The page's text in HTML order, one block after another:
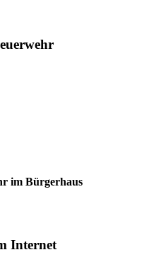
im Bürgerhaus
Internet